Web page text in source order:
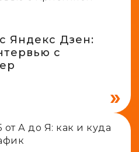
Яндекс Дзен:
с